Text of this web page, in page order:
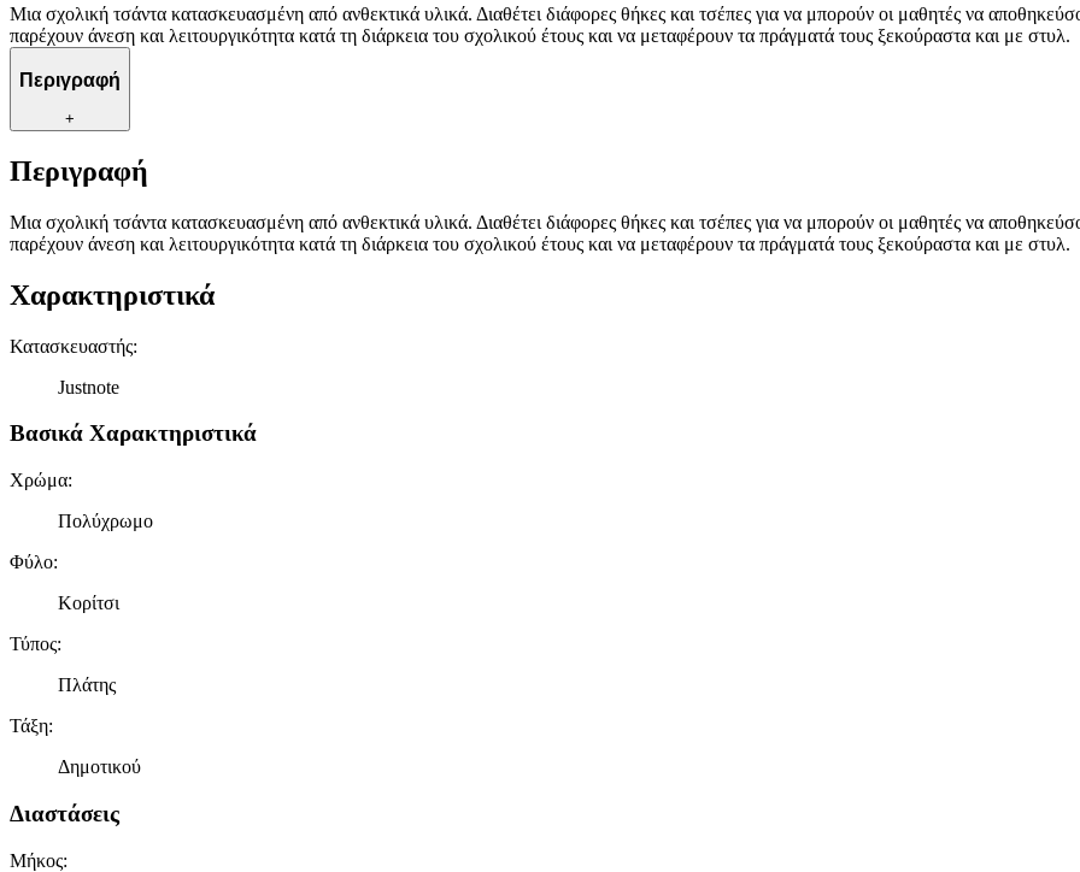
Μια σχολική τσάντα κατασκευασμένη από ανθεκτικά υλικά. Διαθέτει διάφορες θήκες και τσέπες για να μπορούν οι μαθητές να
παρέχουν άνεση και λειτουργικότητα κατά τη διάρκεια του σχολικού έτους και να μεταφέρουν τα πράγματά τους ξεκούραστα και με στυλ.
Περιγραφή
+
Περιγραφή
Μια σχολική τσάντα κατασκευασμένη από ανθεκτικά υλικά. Διαθέτει διάφορες θήκες και τσέπες για να μπορούν οι μαθητές να
παρέχουν άνεση και λειτουργικότητα κατά τη διάρκεια του σχολικού έτους και να μεταφέρουν τα πράγματά τους ξεκούραστα και με στυλ.
Χαρακτηριστικά
Κατασκευαστής:
Justnote
Βασικά Χαρακτηριστικά
Χρώμα:
Πολύχρωμο
Φύλο:
Κορίτσι
Τύπος:
Πλάτης
Τάξη:
Δημοτικού
Διαστάσεις
Μήκος: